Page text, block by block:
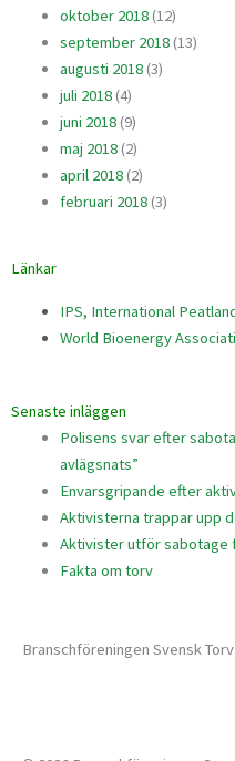
oktober 2018(12)
september 2018(13)
augusti 2018(3)
juli 2018(4)
juni 2018(9)
maj 2018(2)
april 2018(2)
februari 2018(3)
Länkar
IPS, International
World Bioenergy
Senaste inläggen
Polisens svar efter
avlägsnats”
Envarsgripande efter
Aktivisterna trappar upp
Aktivister utför sabotage
Fakta om torv
Branschföreningen Svensk Torv